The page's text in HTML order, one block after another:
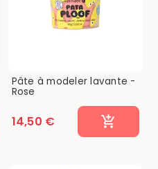
Pâte à modeler lavante -
Rose
14,50 €